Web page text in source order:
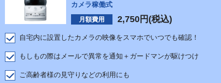
カメラ稼働式
月額費用 2,750 円(税込)
自宅内に設置したカメラの映像をスマホでいつでも確認！
もしもの際はメールで異常を通知＋ガードマンが駆けつけ
ご高齢者様の見守りなどの利用にも